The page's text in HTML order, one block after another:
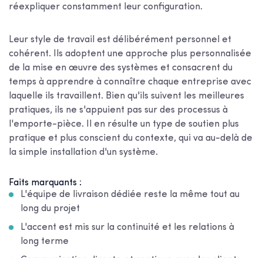
réexpliquer constamment leur configuration.
Leur style de travail est délibérément personnel et
cohérent. Ils adoptent une approche plus personnalisée
de la mise en œuvre des systèmes et consacrent du
temps à apprendre à connaître chaque entreprise avec
laquelle ils travaillent. Bien qu'ils suivent les meilleures
pratiques, ils ne s'appuient pas sur des processus à
l'emporte-pièce. Il en résulte un type de soutien plus
pratique et plus conscient du contexte, qui va au-delà de
la simple installation d'un système.
Faits marquants :
L'équipe de livraison dédiée reste la même tout au
long du projet
L'accent est mis sur la continuité et les relations à
long terme